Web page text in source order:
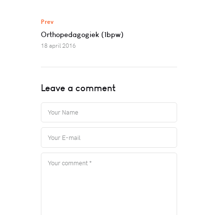
Prev
Orthopedagogiek (1bpw)
18 april 2016
Leave a comment